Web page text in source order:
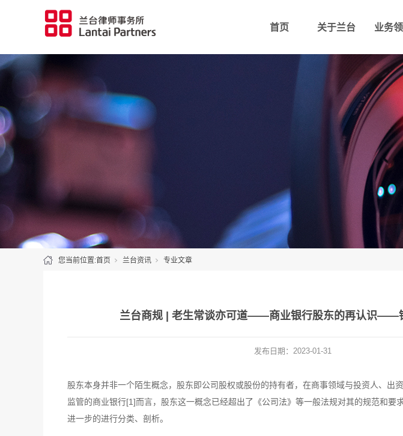
首页 关于兰台 业务
您当前位置:首页 兰台资讯 专业文章
兰台商规 | 老生常谈亦可道——商业银行股东的再认识——
发布日期： 2023-01-31
股东本身并非一个陌生概念，股东即公司股权或股份的持有者，在商事领域与投资人、出
监管的商业银行[1]而言，股东这一概念已经超出了《公司法》等一般法规对其的规范和要
进一步的进行分类、剖析。